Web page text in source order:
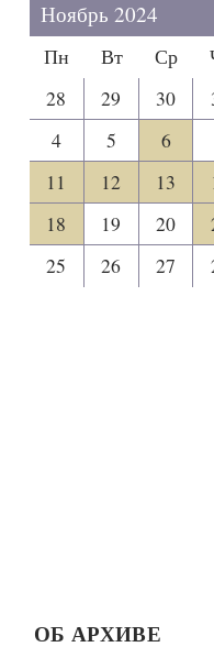
Ноябрь 2024
Пн
Вт Ср
28
29 30
4
5 6
11
12 13
18
19 20
25
26 27
ОБ АРХИВЕ